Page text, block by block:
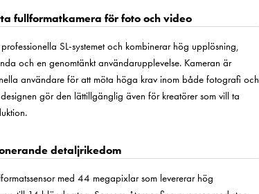
fullformatkamera för foto och video
SL-systemet och kombinerar hög upplösning,
och en genomtänkt användarupplevelse. Kameran är
användare för att möta höga krav inom både fotografi och
gör den lättillgänglig även för kreatörer som vill ta
detaljrikedom
med 44 megapixlar som levererar hög